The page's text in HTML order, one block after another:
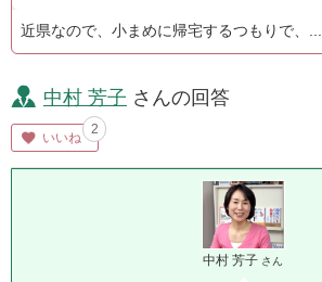
近県なので、小まめに帰宅するつもりで、...
中村 芳子 さんの回答
いいね
2
中村 芳子 さん